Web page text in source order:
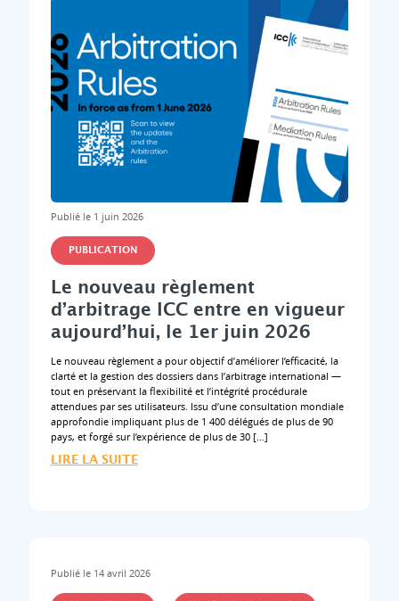
Publié le 1 juin 2026
PUBLICATION
Le nouveau règlement
d’arbitrage ICC entre en vigueur
aujourd’hui, le 1er juin 2026
Le nouveau règlement a pour objectif d’améliorer l’efficacité, la
clarté et la gestion des dossiers dans l’arbitrage international —
tout en préservant la flexibilité et l’intégrité procédurale
attendues par ses utilisateurs. Issu d’une consultation mondiale
approfondie impliquant plus de 1 400 délégués de plus de 90
pays, et forgé sur l’expérience de plus de 30 […]
LIRE LA SUITE
Publié le 14 avril 2026